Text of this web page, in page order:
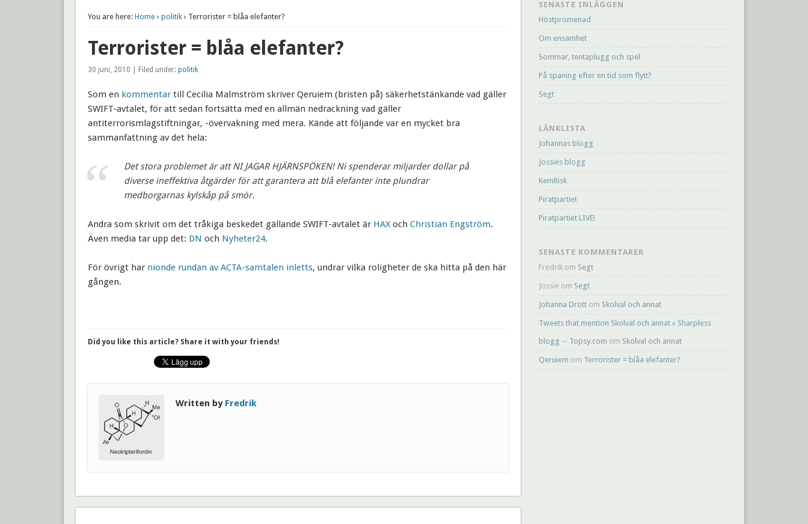
You are here: Home› politik› Terrorister = blåa elefanter?
Terrorister = blåa elefanter?
30 juni, 2010 | Filed under: politik
Som en kommentartill Cecilia Malmström skriver Qeruiem (bristen på) säkerhetstänkande vad gäller
SWIFT-avtalet, för att sedan fortsätta med en allmän nedrackning vad gäller
antiterrorismlagstiftningar, -övervakning med mera. Kände att följande var en mycket bra
sammanfattning av det hela:
Det stora problemet är att NI JAGAR HJÄRNSPÖKEN! Ni spenderar miljarder dollar på
diverse ineffektiva åtgärder för att garantera att blå elefanter inte plundrar
medborgarnas kylskåp på smör.
Andra som skrivit om det tråkiga beskedet gällande SWIFT-avtalet är HAXoch Christian Engström.
Även media tar upp det: DN och Nyheter24.
För övrigt har nionde rundan av ACTA-samtalen inletts, undrar vilka roligheter de ska hitta på den här
gången.
Did you like this article? Share it with your friends!
Written by Fredrik
SENASTE INLÄGGEN
Höstpromenad
Om ensamhet
Sommar, tentaplugg och spel
På spaning efter en tid som flytt?
Segt
LÄNKLISTA
Johannas blogg
Jossies blogg
KemRisk
Piratpartiet
Piratpartiet LIVE!
SENASTE KOMMENTARER
Fredrik om Segt
Jossie om Segt
Johanna Drott om Skolval och annat
Tweets that mention Skolval och annat » Sharpless
blogg -- Topsy.com om Skolval och annat
Qeruiem om Terrorister = blåa elefanter?